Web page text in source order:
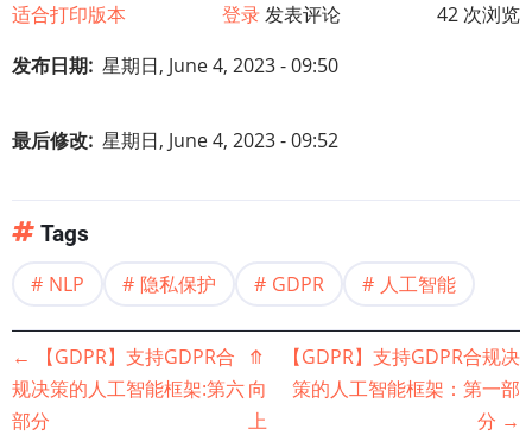
适合打印版本 登录发表评论
42 次浏览
发布日期 星期日, June 4, 2023 - 09:50
最后修改 星期日, June 4, 2023 - 09:52
Tags
NLP 隐私保护 GDPR 人工智能
书
籍
←
【GDPR】支持GDPR合
规决策的人工智能框架:第六
部分
⤊
向
上
【GDPR】支持GDPR合规决
策的人工智能框架：第一部
分 →